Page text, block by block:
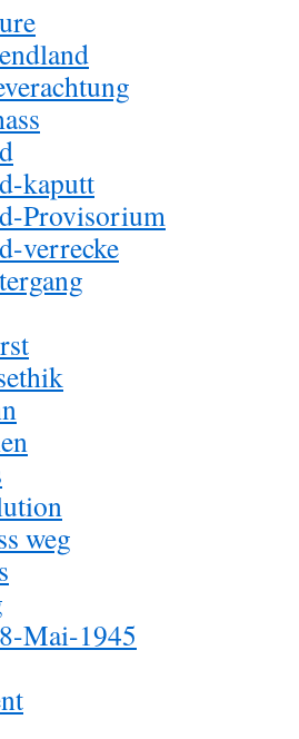
kaputt
Provisorium
verrecke
weg
Mai-1945